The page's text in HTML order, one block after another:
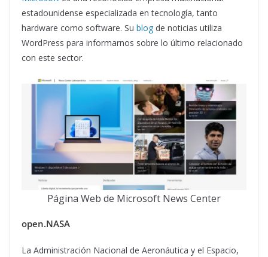
estadounidense especializada en tecnología, tanto
hardware como software. Su blog de noticias utiliza
WordPress para informarnos sobre lo último relacionado
con este sector.
Página Web de Microsoft News Center
open.NASA
La Administración Nacional de Aeronáutica y el Espacio,